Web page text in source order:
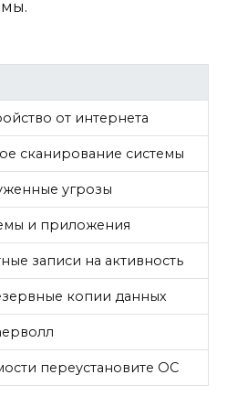
от интернета
сканирование системы
угрозы
и приложения
записи на активность
копии данных
переустановите ОС